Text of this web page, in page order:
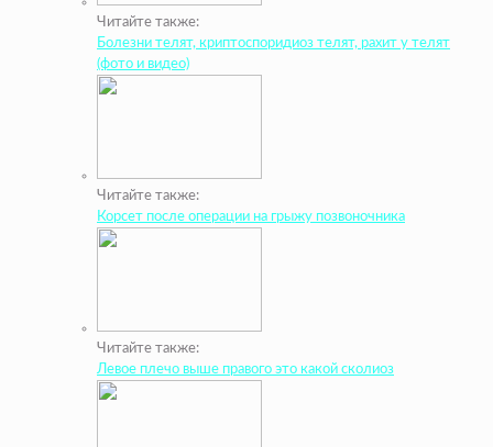
Читайте также:
Болезни телят, криптоспоридиоз телят, рахит у телят
(фото и видео)
Читайте также:
Корсет после операции на грыжу позвоночника
Читайте также:
Левое плечо выше правого это какой сколиоз